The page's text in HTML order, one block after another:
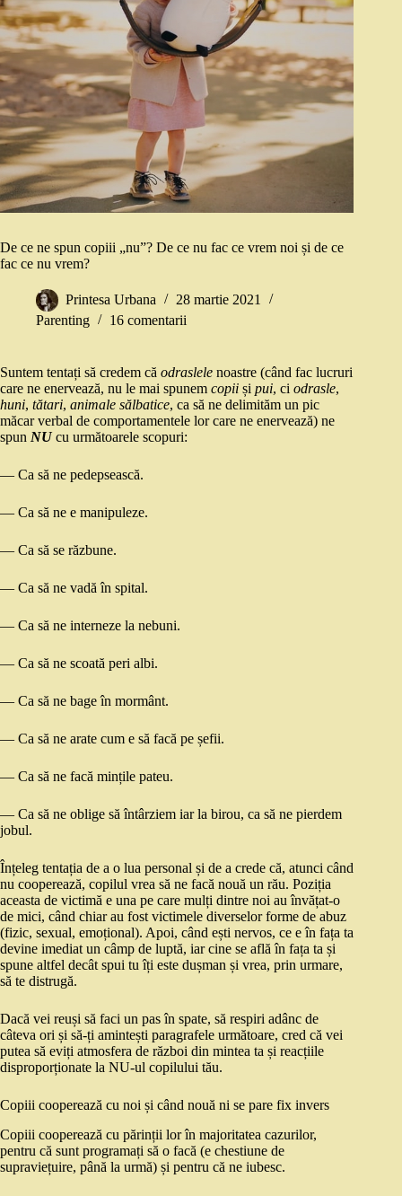
De ce ne spun copiii „nu”? De ce nu fac ce vrem noi și de ce
fac ce nu vrem?
Printesa Urbana
28 martie 2021
Parenting
16 comentarii
Suntem tentați să credem că odraslele noastre (când fac lucruri
care ne enervează, nu le mai spunem copii și pui, ci odrasle,
huni, tătari, animale sălbatice, ca să ne delimităm un pic
măcar verbal de comportamentele lor care ne enervează) ne
spun NUcu următoarele scopuri:
— Ca să ne pedepsească.
— Ca să ne e manipuleze.
— Ca să se răzbune.
— Ca să ne vadă în spital.
— Ca să ne interneze la nebuni.
— Ca să ne scoată peri albi.
— Ca să ne bage în mormânt.
— Ca să ne arate cum e să facă pe șefii.
— Ca să ne facă mințile pateu.
— Ca să ne oblige să întârziem iar la birou, ca să ne pierdem
jobul.
Înțeleg tentația de a o lua personal și de a crede că, atunci când
nu cooperează, copilul vrea să ne facă nouă un rău. Poziția
aceasta de victimă e una pe care mulți dintre noi au învățat-o
de mici, când chiar au fost victimele diverselor forme de abuz
(fizic, sexual, emoțional). Apoi, când ești nervos, ce e în fața ta
devine imediat un câmp de luptă, iar cine se află în fața ta și
spune altfel decât spui tu îți este dușman și vrea, prin urmare,
să te distrugă.
Dacă vei reuși să faci un pas în spate, să respiri adânc de
câteva ori și să-ți amintești paragrafele următoare, cred că vei
putea să eviți atmosfera de război din mintea ta și reacțiile
disproporționate la NU-ul copilului tău.
Copiii cooperează cu noi și când nouă ni se pare fix invers
Copiii cooperează cu părinții lor în majoritatea cazurilor,
pentru că sunt programați să o facă (e chestiune de
supraviețuire, până la urmă) și pentru că ne iubesc.